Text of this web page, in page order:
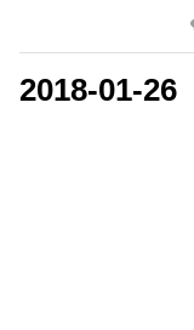
2018-01-26